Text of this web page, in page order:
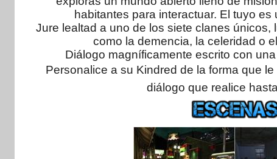
habitantes para interactuar. El tuyo
Jure lealtad a uno de los siete clanes
como la demencia, la celeridad o
Diálogo magníficamente escrito con
Personalice a su Kindred de la forma que
diálogo que realice